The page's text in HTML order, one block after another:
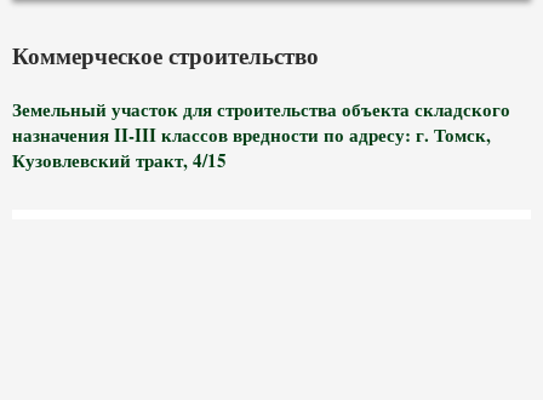
Коммерческое строительство
Земельный участок для строительства объекта складского
назначения II-III классов вредности по адресу: г. Томск,
Кузовлевский тракт, 4/15